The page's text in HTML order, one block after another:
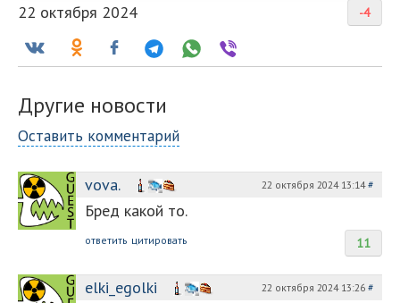
-4
22 октября 2024
Другие новости
Оставить комментарий
vova. 22 октября 2024 13:14#
Бред какой то.
11
ответить цитировать
elki_egolki 22 октября 2024 13:26 #